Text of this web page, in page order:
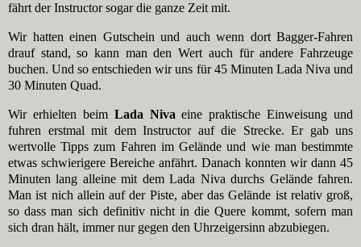
fährt der Instructor sogar die ganze Zeit mit.
Wir hatten einen Gutschein und auch wenn dort Bagger-Fahren
drauf stand, so kann man den Wert auch für andere Fahrzeuge
buchen. Und so entschieden wir uns für 45 Minuten Lada Niva und
30 Minuten Quad.
Wir erhielten beim Lada Niva eine praktische Einweisung und
fuhren erstmal mit dem Instructor auf die Strecke. Er gab uns
wertvolle Tipps zum Fahren im Gelände und wie man bestimmte
etwas schwierigere Bereiche anfährt. Danach konnten wir dann 45
Minuten lang alleine mit dem Lada Niva durchs Gelände fahren.
Man ist nich allein auf der Piste, aber das Gelände ist relativ groß,
so dass man sich definitiv nicht in die Quere kommt, sofern man
sich dran hält, immer nur gegen den Uhrzeigersinn abzubiegen.